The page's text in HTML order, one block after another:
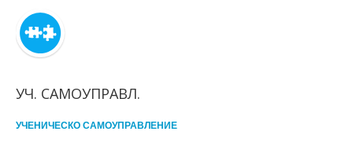
УЧ. САМОУПРАВЛ.
УЧЕНИЧЕСКО САМОУПРАВЛЕНИЕ